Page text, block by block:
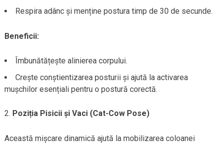
Respira adânc și menține postura timp de 30 de secunde.
Beneficii:
Îmbunătățește alinierea corpului.
Crește conștientizarea posturii și ajută la activarea
mușchilor esențiali pentru o postură corectă.
Poziția Pisicii și Vaci (Cat-Cow Pose)
Această mișcare dinamică ajută la mobilizarea coloanei